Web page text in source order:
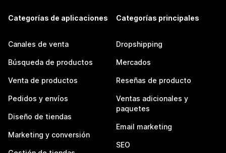
Categorías de aplicaciones
Canales de venta
Búsqueda de productos
Venta de productos
Pedidos y envíos
Diseño de tiendas
Marketing y conversión
Categorías principales
Dropshipping
Mercados
Reseñas de producto
Ventas adicionales y
paquetes
Email marketing
SEO